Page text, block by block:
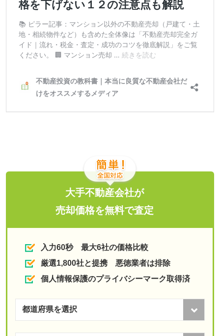
大手不動産会社が
売却価格を無料で査定
入力60秒 最大6社の価格比較
厳選1,800社と提携 悪徳業者は排除
個人情報保護のプライバシーマーク取得済